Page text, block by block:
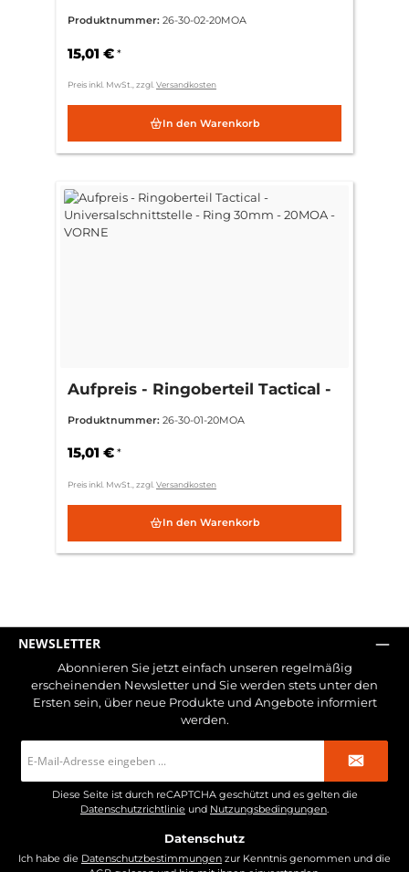
30mm - 20MOA - HINTEN
Produktnummer: 26-30-02-20MOA
15,01 € *
Preis inkl. MwSt., zzgl. Versandkosten
In den Warenkorb
Aufpreis - Ringoberteil Tactical -
30mm - 20MOA -VORNE
Produktnummer: 26-30-01-20MOA
15,01 € *
Preis inkl. MwSt., zzgl. Versandkosten
In den Warenkorb
NEWSLETTER
Abonnieren Sie jetzt einfach unseren regelmäßig
erscheinenden Newsletter und Sie werden stets unter den
Ersten sein, über neue Produkte und Angebote informiert
werden.
Mail-
Adresse
Diese Seite ist durch reCAPTCHA geschützt und es gelten die
Datenschutzrichtlinie und Nutzungsbedingungen.
Datenschutz
Ich habe die Datenschutzbestimmungen zur Kenntnis genommen und die